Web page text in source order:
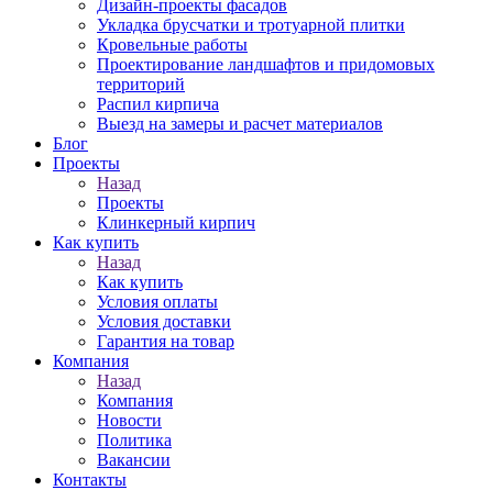
Дизайн-проекты фасадов
Укладка брусчатки и тротуарной плитки
Кровельные работы
Проектирование ландшафтов и придомовых
территорий
Распил кирпича
Выезд на замеры и расчет материалов
Блог
Проекты
Назад
Проекты
Клинкерный кирпич
Как купить
Назад
Как купить
Условия оплаты
Условия доставки
Гарантия на товар
Компания
Назад
Компания
Новости
Политика
Вакансии
Контакты